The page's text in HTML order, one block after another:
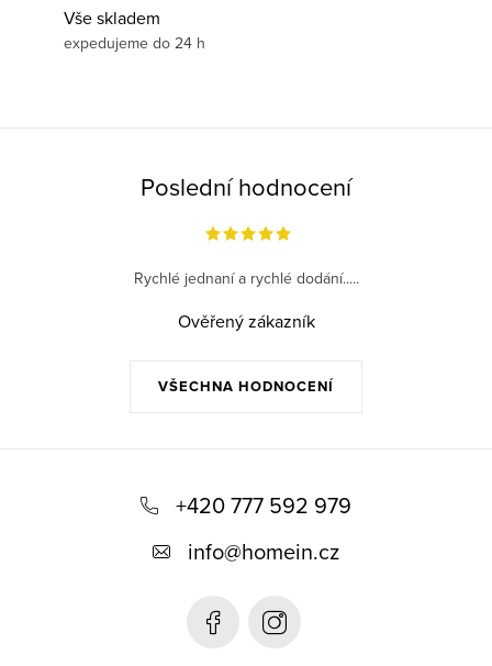
Vše skladem
expedujeme do 24 h
Poslední hodnocení
VŠECHNA HODNOCENÍ
Rychlé jednaní a rychlé dodání.....
Ověřený zákazník
+420 777 592 979
info@homein.cz